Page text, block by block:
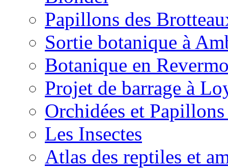
Papillons des
Sortie botanique à
Botanique en
Projet de barrage à
Orchidées et
Les Insectes
Atlas des reptiles et